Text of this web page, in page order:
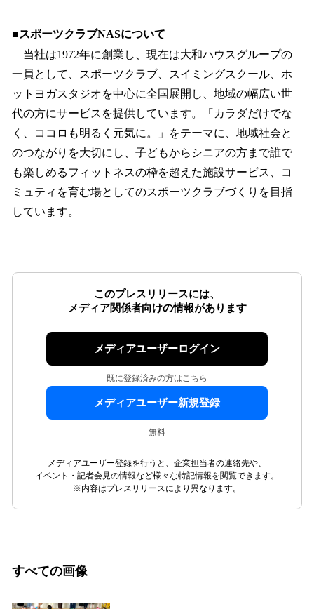
■スポーツクラブNASについて
当社は1972年に創業し、現在は大和ハウスグループの
一員として、スポーツクラブ、スイミングスクール、ホ
ットヨガスタジオを中心に全国展開し、地域の幅広い世
代の方にサービスを提供しています。「カラダだけでな
く、ココロも明るく元気に。」をテーマに、地域社会と
のつながりを大切にし、子どもからシニアの方まで誰で
も楽しめるフィットネスの枠を超えた施設サービス、コ
ミュティを育む場としてのスポーツクラブづくりを目指
しています。
このプレスリリースには、
メディア関係者向けの情報があります
メディアユーザーログイン
既に登録済みの方はこちら
メディアユーザー新規登録
無料
メディアユーザー登録を行うと、企業担当者の連絡先や、
イベント・記者会見の情報など様々な特記情報を閲覧できます。
※内容はプレスリリースにより異なります。
すべての画像